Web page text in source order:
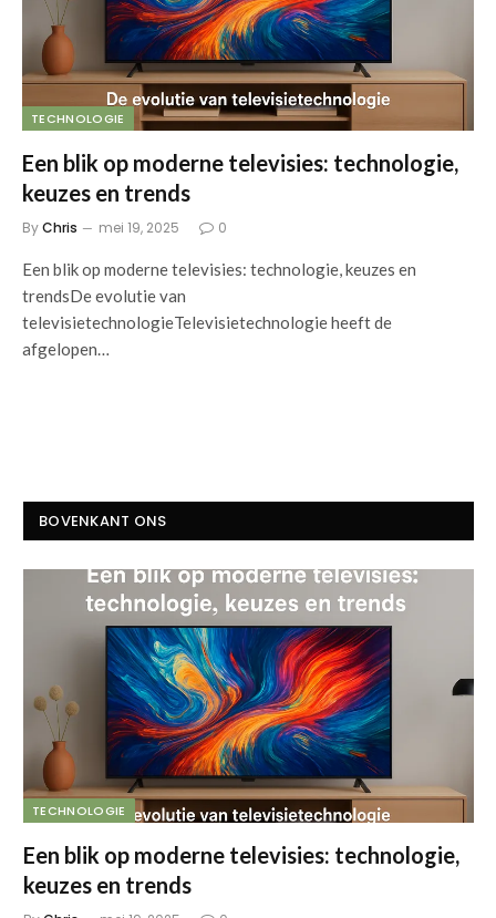
TECHNOLOGIE
Een blik op moderne televisies: technologie,
keuzes en trends
ByChris mei 19, 2025 0
Een blik op moderne televisies: technologie, keuzes en
trendsDe evolutie van
televisietechnologieTelevisietechnologie heeft de
afgelopen…
BOVENKANT ONS
TECHNOLOGIE
Een blik op moderne televisies: technologie,
keuzes en trends